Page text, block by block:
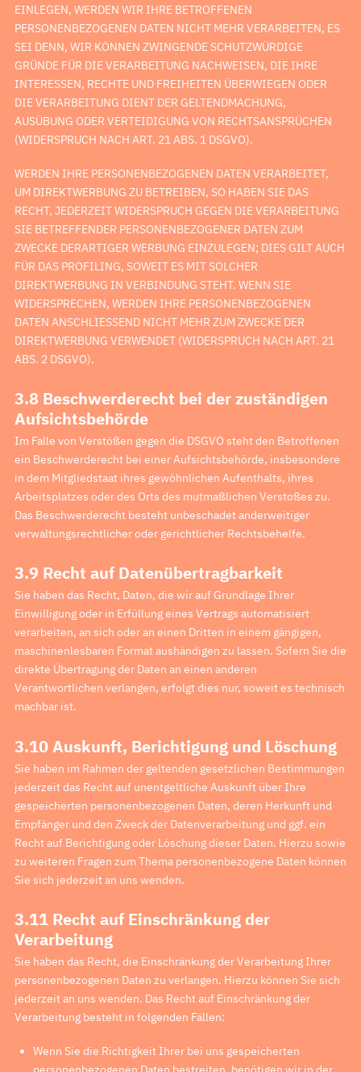
EINLEGEN, WERDEN WIR IHRE BETROFFENEN
PERSONENBEZOGENEN DATEN NICHT MEHR VERARBEITEN, ES
SEI DENN, WIR KÖNNEN ZWINGENDE SCHUTZWÜRDIGE
GRÜNDE FÜR DIE VERARBEITUNG NACHWEISEN, DIE IHRE
INTERESSEN, RECHTE UND FREIHEITEN ÜBERWIEGEN ODER
DIE VERARBEITUNG DIENT DER GELTENDMACHUNG,
AUSÜBUNG ODER VERTEIDIGUNG VON RECHTSANSPRÜCHEN
(WIDERSPRUCH NACH ART. 21 ABS. 1 DSGVO).
WERDEN IHRE PERSONENBEZOGENEN DATEN VERARBEITET,
UM DIREKTWERBUNG ZU BETREIBEN, SO HABEN SIE DAS
RECHT, JEDERZEIT WIDERSPRUCH GEGEN DIE VERARBEITUNG
SIE BETREFFENDER PERSONENBEZOGENER DATEN ZUM
ZWECKE DERARTIGER WERBUNG EINZULEGEN; DIES GILT AUCH
FÜR DAS PROFILING, SOWEIT ES MIT SOLCHER
DIREKTWERBUNG IN VERBINDUNG STEHT. WENN SIE
WIDERSPRECHEN, WERDEN IHRE PERSONENBEZOGENEN
DATEN ANSCHLIESSEND NICHT MEHR ZUM ZWECKE DER
DIREKTWERBUNG VERWENDET (WIDERSPRUCH NACH ART. 21
ABS. 2 DSGVO).
3.8 Beschwerderecht bei der zuständigen
Aufsichtsbehörde
Im Falle von Verstößen gegen die DSGVO steht den Betroffenen
ein Beschwerderecht bei einer Aufsichtsbehörde, insbesondere
in dem Mitgliedstaat ihres gewöhnlichen Aufenthalts, ihres
Arbeitsplatzes oder des Orts des mutmaßlichen Verstoßes zu.
Das Beschwerderecht besteht unbeschadet anderweitiger
verwaltungsrechtlicher oder gerichtlicher Rechtsbehelfe.
3.9 Recht auf Datenübertragbarkeit
Sie haben das Recht, Daten, die wir auf Grundlage Ihrer
Einwilligung oder in Erfüllung eines Vertrags automatisiert
verarbeiten, an sich oder an einen Dritten in einem gängigen,
maschinenlesbaren Format aushändigen zu lassen. Sofern Sie die
direkte Übertragung der Daten an einen anderen
Verantwortlichen verlangen, erfolgt dies nur, soweit es technisch
machbar ist.
3.10 Auskunft, Berichtigung und Löschung
Sie haben im Rahmen der geltenden gesetzlichen Bestimmungen
jederzeit das Recht auf unentgeltliche Auskunft über Ihre
gespeicherten personenbezogenen Daten, deren Herkunft und
Empfänger und den Zweck der Datenverarbeitung und ggf. ein
Recht auf Berichtigung oder Löschung dieser Daten. Hierzu sowie
zu weiteren Fragen zum Thema personenbezogene Daten können
Sie sich jederzeit an uns wenden.
3.11 Recht auf Einschränkung der
Verarbeitung
Sie haben das Recht, die Einschränkung der Verarbeitung Ihrer
personenbezogenen Daten zu verlangen. Hierzu können Sie sich
jederzeit an uns wenden. Das Recht auf Einschränkung der
Verarbeitung besteht in folgenden Fällen:
Wenn Sie die Richtigkeit Ihrer bei uns gespeicherten